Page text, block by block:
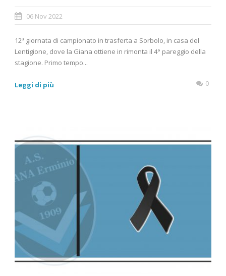
06 Nov 2022
12ª giornata di campionato in trasferta a Sorbolo, in casa del
Lentigione, dove la Giana ottiene in rimonta il 4° pareggio della
stagione. Primo tempo...
Leggi di più 0